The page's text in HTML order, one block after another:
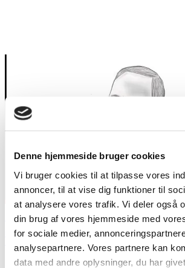
Denne hjemmeside bruger cookies
Vi bruger cookies til at tilpasse vores
annoncer, til at vise dig funktioner til
at analysere vores trafik. Vi deler også
din brug af vores hjemmeside med
for sociale medier,
analysepartnere. Vores partnere kan
data med andre oplysninger, du har
Retssagen mod Anders Behring Breivik fra dag
Outsideren
7. maj 2012
Katrine Fokdal følger retssagen mod Breivik i